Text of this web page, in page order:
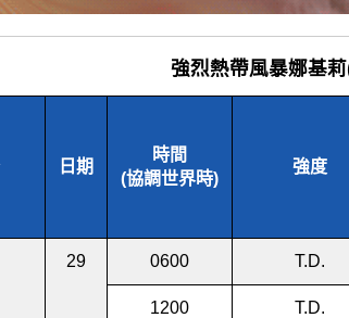
強烈熱帶風暴娜基
日期
時間
(協調世界時)
強度
29 0600 T.D.
1200 T.D.